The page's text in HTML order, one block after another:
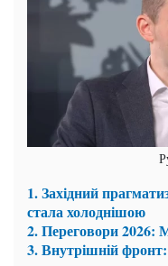
1. Західний
стала холоднішою
2. Переговори 2026:
3. Внутрішній